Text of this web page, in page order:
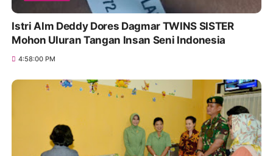
Istri Alm Deddy Dores Dagmar TWINS SISTER
Mohon Uluran Tangan Insan Seni Indonesia
4:58:00 PM